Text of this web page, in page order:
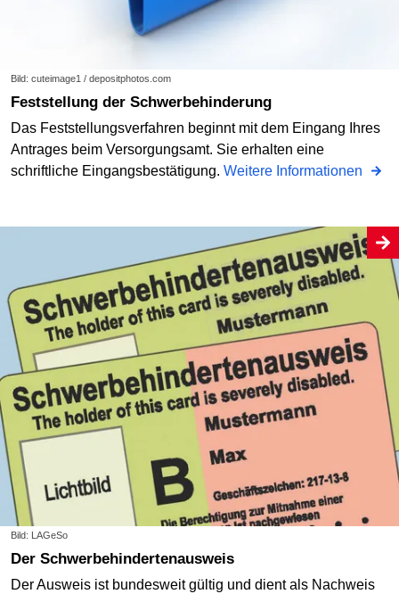
Bild: cuteimage1 / depositphotos.com
Feststellung der Schwerbehinderung
Das Feststellungsverfahren beginnt mit dem Eingang Ihres
Antrages beim Versorgungsamt. Sie erhalten eine
schriftliche Eingangsbestätigung. Weitere Informationen
Bild: LAGeSo
Der Schwerbehindertenausweis
Der Ausweis ist bundesweit gültig und dient als Nachweis